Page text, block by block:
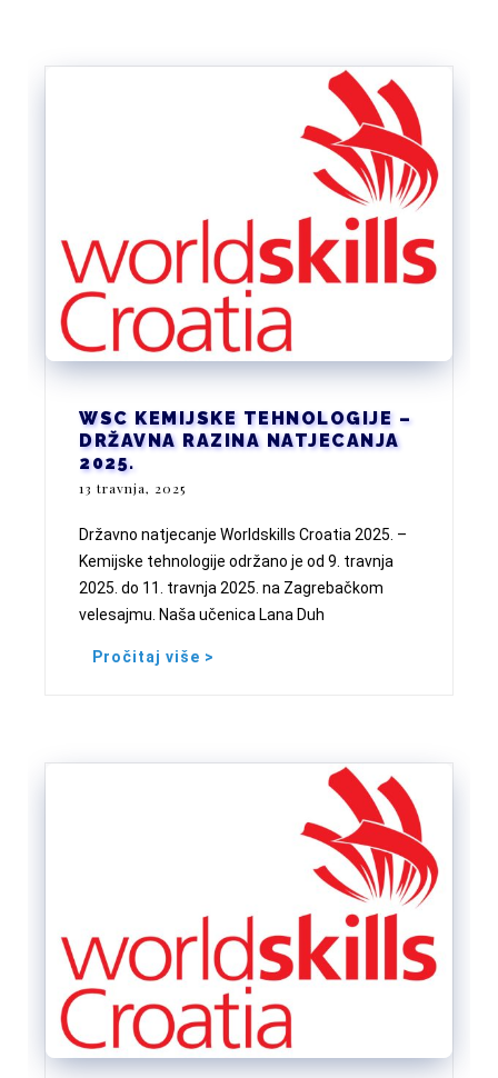
WSC KEMIJSKE TEHNOLOGIJE –
DRŽAVNA RAZINA NATJECANJA
2025.
13 travnja, 2025
Državno natjecanje Worldskills Croatia 2025. –
Kemijske tehnologije održano je od 9. travnja
2025. do 11. travnja 2025. na Zagrebačkom
velesajmu. Naša učenica Lana Duh
Pročitaj više >